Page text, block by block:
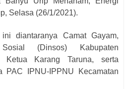
Selasa (26/1/2021).
diantaranya Camat Gayam,
(Dinsos) Kabupaten
Ketua Karang Taruna, serta
PAC IPNU-IPPNU Kecamatan